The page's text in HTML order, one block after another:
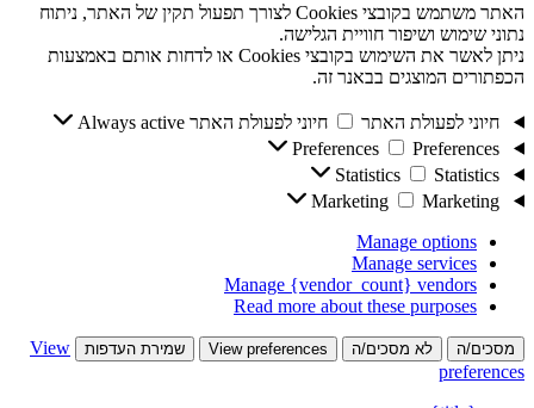
האתר משתמש בקובצי Cookies לצורך תפעול תקין של האתר, ניתוח
נתוני שימוש ושיפור חוויית הגלישה.
ניתן לאשר את השימוש בקובצי Cookies או לדחות אותם באמצעות
הכפתורים המוצגים בבאנר זה.
חיוני לפעולת האתר חיוני לפעולת האתר Always active
Preferences
Preferences
Statistics
Statistics
Marketing
Marketing
Manage options
Manage services
Manage {vendor_count} vendors
Read more about these purposes
מסכים/ה לא מסכים/ה View preferences שמירת העדפות
View
preferences